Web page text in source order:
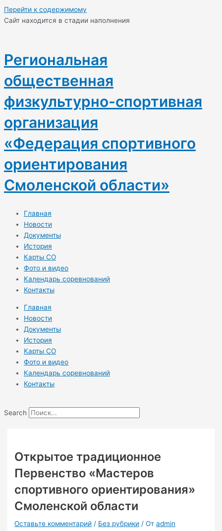
Перейти к содержимому
Cайт находится в стадии наполнения
Региональная
общественная
физкультурно-спортивная
организация
«Федерация спортивного
ориентирования
Смоленской области»
Главная
Новости
Документы
История
Карты СО
Фото и видео
Календарь соревнований
Контакты
Главная
Новости
Документы
История
Карты СО
Фото и видео
Календарь соревнований
Контакты
Search
Открытое традиционное
Первенство «Мастеров
спортивного ориентирования»
Смоленской области
Оставьте комментарий / Без рубрики / Отadmin